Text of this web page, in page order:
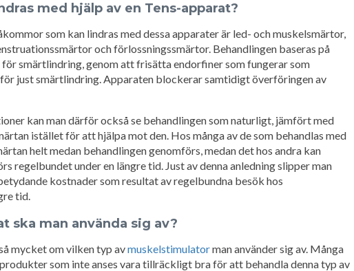
med hjälp av en Tens-apparat?
som kan lindras med dessa apparater är led- och muskelsmärtor,
och förlossningssmärtor. Behandlingen baseras på
smärtlindring, genom att frisätta endorfiner som fungerar som
just smärtlindring. Apparaten blockerar samtidigt överföringen av
kan man därför också se behandlingen som naturligt, jämfört med
istället för att hjälpa mot den. Hos många av de som behandlas med
helt medan behandlingen genomförs, medan det hos andra kan
regelbundet under en längre tid. Just av denna anledning slipper man
kostnader som resultat av regelbundna besök hos
tid.
ska man använda sig av?
mycket om vilken typ avmuskelstimulatorman använder sig av. Många
som inte anses vara tillräckligt bra för att behandla denna typ av